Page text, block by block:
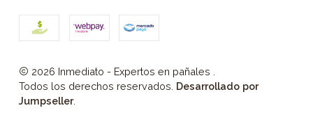
2026 Inmediato - Expertos en pañales .
Todos los derechos reservados. Desarrollado por
Jumpseller.